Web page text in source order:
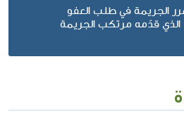
الجريمة في طلب العفو
الذي قدّمه مرتكب الجريمة